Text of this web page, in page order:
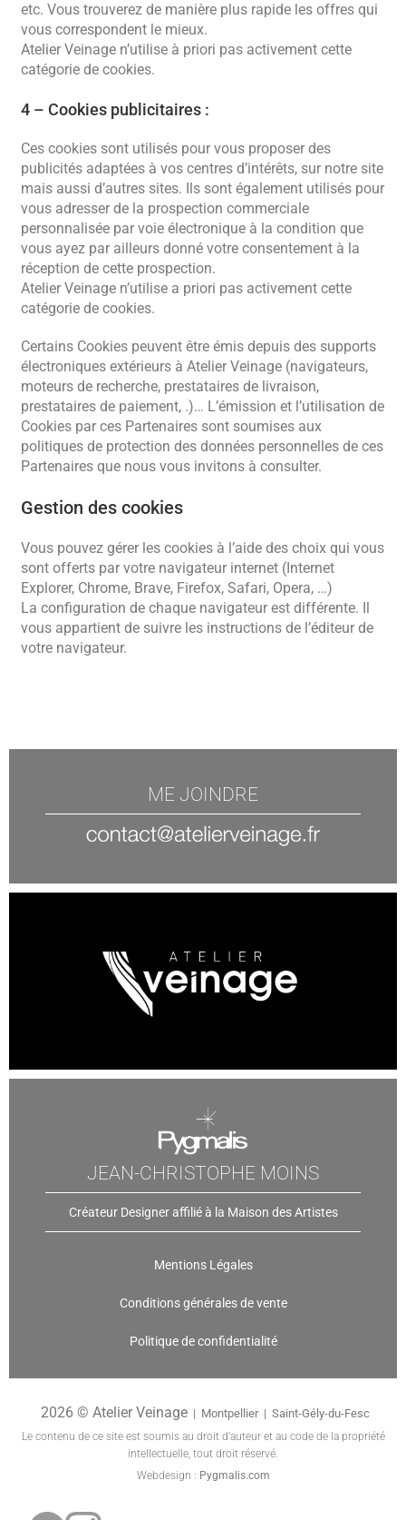
etc. Vous trouverez de manière plus rapide les offres qui
vous correspondent le mieux.
Atelier Veinage n’utilise à priori pas activement cette
catégorie de cookies.
4 – Cookies publicitaires :
Ces cookies sont utilisés pour vous proposer des
publicités adaptées à vos centres d’intérêts, sur notre site
mais aussi d’autres sites. Ils sont également utilisés pour
vous adresser de la prospection commerciale
personnalisée par voie électronique à la condition que
vous ayez par ailleurs donné votre consentement à la
réception de cette prospection.
Atelier Veinage n’utilise a priori pas activement cette
catégorie de cookies.
Certains Cookies peuvent être émis depuis des supports
électroniques extérieurs à Atelier Veinage (navigateurs,
moteurs de recherche, prestataires de livraison,
prestataires de paiement, .)… L’émission et l’utilisation de
Cookies par ces Partenaires sont soumises aux
politiques de protection des données personnelles de ces
Partenaires que nous vous invitons à consulter.
Gestion des cookies
Vous pouvez gérer les cookies à l’aide des choix qui vous
sont offerts par votre navigateur internet (Internet
Explorer, Chrome, Brave, Firefox, Safari, Opera, …)
La configuration de chaque navigateur est différente. Il
vous appartient de suivre les instructions de l’éditeur de
votre navigateur.
ME JOINDRE
JEAN-CHRISTOPHE MOINS
Créateur Designer affilié à la Maison des Artistes
Mentions Légales
Conditions générales de vente
Politique de confidentialité
2026 © Atelier Veinage| Montpellier | Saint-Gély-du-Fesc
Le contenu de ce site est soumis au droit d’auteur et au code de la propriété
intellectuelle, tout droit réservé.
Webdesign : Pygmalis.com